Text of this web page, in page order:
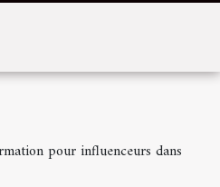
pour influenceurs dans